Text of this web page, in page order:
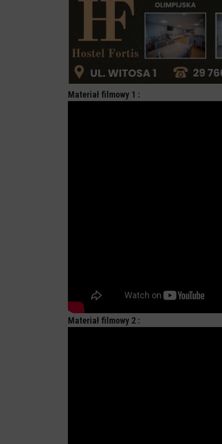
Materiał filmowy 1 :
Materiał filmowy 2 :